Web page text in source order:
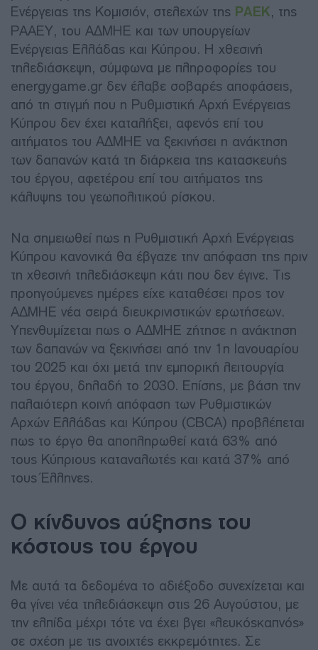
Ενέργειας της Κομισιόν, στελεχών της ΡΑΕΚ, της
ΡΑΑΕΥ, του ΑΔΜΗΕ και των υπουργείων
Ενέργειας Ελλάδας και Κύπρου. Η χθεσινή
τηλεδιάσκεψη, σύμφωνα με πληροφορίες του
energygame.gr δεν έλαβε σοβαρές αποφάσεις,
από τη στιγμή που η Ρυθμιστική Αρχή Ενέργειας
Κύπρου δεν έχει καταλήξει, αφενός επί του
αιτήματος του ΑΔΜΗΕ να ξεκινήσει η ανάκτηση
των δαπανών κατά τη διάρκεια της κατασκευής
του έργου, αφετέρου επί του αιτήματος της
κάλυψης του γεωπολιτικού ρίσκου.
Να σημειωθεί πως η Ρυθμιστική Αρχή Ενέργειας
Κύπρου κανονικά θα έβγαζε την απόφαση της πριν
τη χθεσινή τηλεδιάσκεψη κάτι που δεν έγινε. Τις
προηγούμενες ημέρες είχε καταθέσει προς τον
ΑΔΜΗΕ νέα σειρά διευκρινιστικών ερωτήσεων.
Υπενθυμίζεται πως ο ΑΔΜΗΕ ζήτησε η ανάκτηση
των δαπανών να ξεκινήσει από την 1η Ιανουαρίου
του 2025 και όχι μετά την εμπορική λειτουργία
του έργου, δηλαδή το 2030. Επίσης, με βάση την
παλαιότερη κοινή απόφαση των Ρυθμιστικών
Αρχών Ελλάδας και Κύπρου (CBCA) προβλέπεται
πως το έργο θα αποπληρωθεί κατά 63% από
τους Κύπριους καταναλωτές και κατά 37% από
τους Έλληνες.
Ο κίνδυνος αύξησης του
κόστους του έργου
Με αυτά τα δεδομένα το αδιέξοδο συνεχίζεται και
θα γίνει νέα τηλεδιάσκεψη στις 26 Αυγούστου, με
την ελπίδα μέχρι τότε να έχει βγει «λευκόςκαπνός»
σε σχέση με τις ανοιχτές εκκρεμότητες. Σε